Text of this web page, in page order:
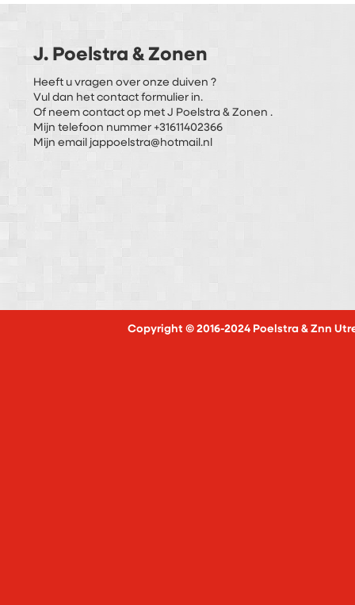
J. Poelstra & Zonen
Heeft u vragen over onze duiven ?
Vul dan het contact formulier in.
Of neem contact op met J Poelstra & Zonen .
Mijn telefoon nummer +31611402366
Mijn email jappoelstra@hotmail.nl
Copyright © 2016-2024 Poelstra & Znn